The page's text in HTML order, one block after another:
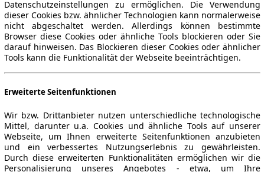
Datenschutzeinstellungen zu ermöglichen. Die Verwendung
dieser Cookies bzw. ähnlicher Technologien kann normalerweise
nicht abgeschaltet werden. Allerdings können bestimmte
Browser diese Cookies oder ähnliche Tools blockieren oder Sie
darauf hinweisen. Das Blockieren dieser Cookies oder ähnlicher
Tools kann die Funktionalität der Webseite beeinträchtigen.
Erweiterte Seitenfunktionen
Wir bzw. Drittanbieter nutzen unterschiedliche technologische
Mittel, darunter u.a. Cookies und ähnliche Tools auf unserer
Webseite, um Ihnen erweiterte Seitenfunktionen anzubieten
und ein verbessertes Nutzungserlebnis zu gewährleisten.
Durch diese erweiterten Funktionalitäten ermöglichen wir die
Personalisierung unseres Angebotes - etwa, um Ihre